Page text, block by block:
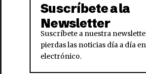
Suscríbete a la
Newsletter
Suscríbete a nuestra
pierdas las noticias día a día
electrónico.